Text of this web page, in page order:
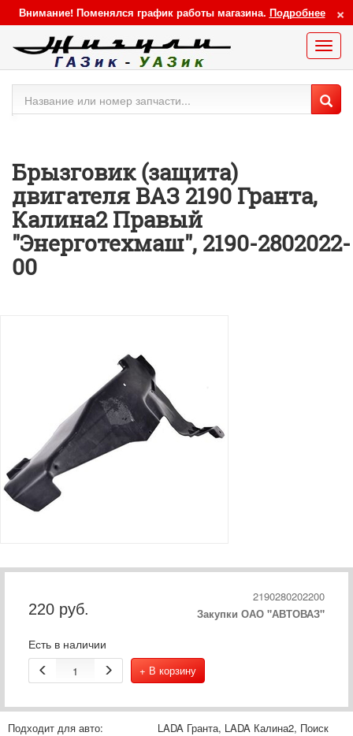
×
Внимание! Поменялся график работы магазина. Подробнее
Меню
Брызговик (защита)
двигателя ВАЗ 2190 Гранта,
Калина2 Правый
"Энерготехмаш", 2190-2802022-
00
220 руб.
2190280202200
Закупки ОАО "АВТОВАЗ"
Есть в наличии
+ В корзину
Подходит для авто:
LADA Гранта, LADA Калина2, Поиск